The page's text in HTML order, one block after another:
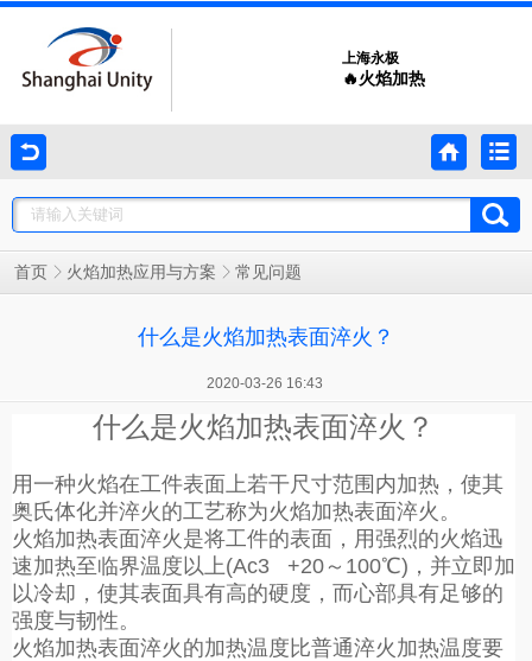
上海永极
🔥火焰加热
首页 火焰加热应用与方案 常见问题
什么是火焰加热表面淬火？
2020-03-26 16:43
什么是火焰加热表面淬火？
用一种火焰在工件表面上若干尺寸范围内加热，使其
奥氏体化并淬火的工艺称为火焰加热表面淬火。
火焰加热表面淬火是将工件的表面，用强烈的火焰迅
速加热至临界温度以上(Ac3 +20～100℃)，并立即加
以冷却，使其表面具有高的硬度，而心部具有足够的
强度与韧性。
火焰加热表面淬火的加热温度比普通淬火加热温度要